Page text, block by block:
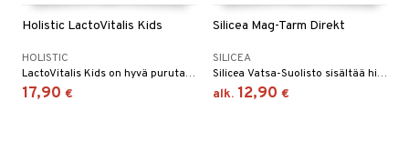
Holistic LactoVitalis Kids
HOLISTIC
LactoVitalis Kids on hyvä purutabletti sisältäen vähintään 3 miljardia eläviä maitohappobakteereita 6 eri kannasta.
17,90 €
Silicea Mag-Tarm Direkt
SILICEA
Silicea Vatsa-Suolisto sisältää hienojakoista mineraalipiitä piigeelin muodossa.
alk. 12,90 €